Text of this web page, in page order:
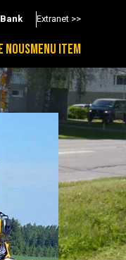
Extranet >>
NOUSMENU ITEM